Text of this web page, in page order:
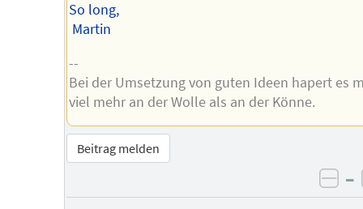
So long,
Martin
--
Bei der Umsetzung von guten Ideen hapert es
viel mehr an der Wolle als an der Könne.
Beitrag melden
–